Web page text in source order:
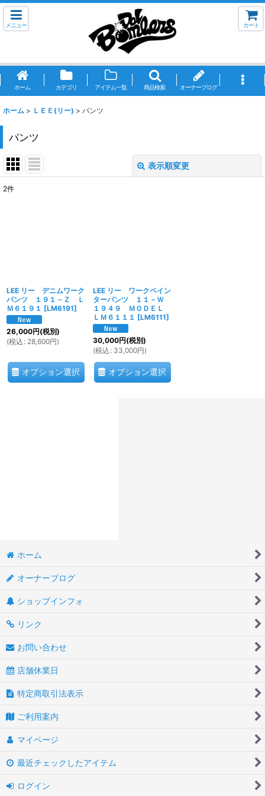
メニュー カート
ホーム カテゴリ アイテム一覧 商品検索 オーナーブログ
ホーム > ＬＥＥ(リー) > パンツ
パンツ
表示順変更
2件
LEE リー デニムワーク
パンツ １９１－Ｚ Ｌ
Ｍ６１９１ [LM6191]
26,000円(税別)
(税込 : 28,600円)
オプション選択
LEE リー ワークペイン
ターパンツ １１－Ｗ
１９４９ ＭＯＤＥＬ
ＬＭ６１１１ [LM6111]
30,000円(税別)
(税込 : 33,000円)
オプション選択
ホーム
オーナーブログ
ショップインフォ
リンク
お問い合わせ
店舗休業日
特定商取引法表示
ご利用案内
マイページ
最近チェックしたアイテム
ログイン